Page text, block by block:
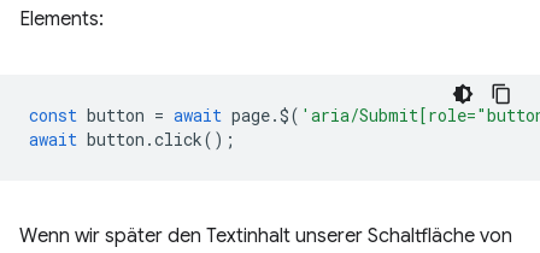
Elements:
const button = await page.$( 'aria/
await button .click();
Wenn wir später den Textinhalt unserer Schaltfläche von